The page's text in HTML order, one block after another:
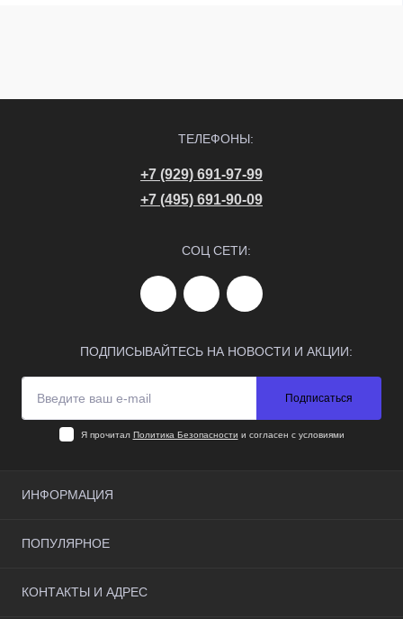
ТЕЛЕФОНЫ:
+7 (929) 691-97-99
+7 (495) 691-90-09
СОЦ СЕТИ:
ПОДПИСЫВАЙТЕСЬ НА НОВОСТИ И АКЦИИ:
Подписаться
Я прочитал Политика Безопасности и согласен с условиями
ИНФОРМАЦИЯ
Доставка и оплата
Контакты
ПОПУЛЯРНОЕ
Страничка коллекционера
КОНТАКТЫ И АДРЕС